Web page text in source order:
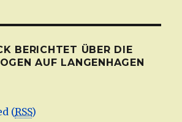
BERICHTET ÜBER DIE
AUF LANGENHAGEN
(RSS)